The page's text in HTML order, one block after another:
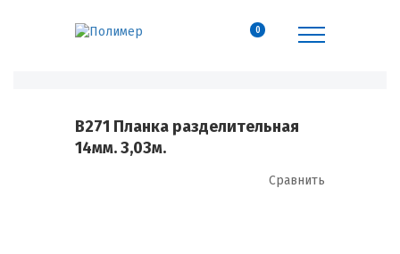
0
B271 Планка разделительная
14мм. 3,03м.
Сравнить